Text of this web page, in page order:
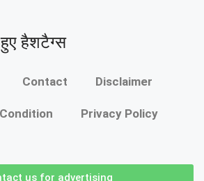
हैशटैग्स
Contact Disclaimer
Privacy Policy
us for advertising